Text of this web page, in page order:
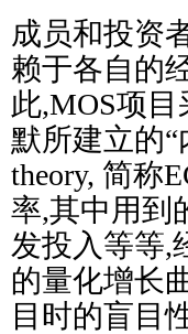
成员和投资
赖于各自的
此,MOS项
默所建立的“
theory, 简称
率,其中用到
发投入等等,
的量化增长
目时的盲目